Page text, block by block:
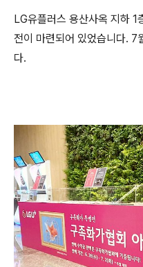
LG유플러스 용산사옥 지하 1
전이 마련되어 있었습니다. 7
다.